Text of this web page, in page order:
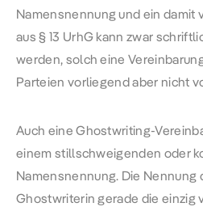
Namensnennung und ein damit
aus§ 13 UrhG kann zwar
werden, solch eine
Parteien vorliegend aber nicht
Auch eine Ghostwriting-
einem stillschweigenden oder
Namensnennung. Die Nennung
Ghostwriterin gerade die einzig